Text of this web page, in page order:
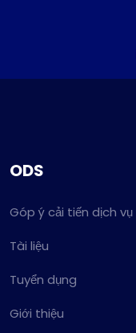
ODS
Góp ý cải tiến dịch vụ
Tài liệu
Tuyển dụng
Giới thiệu